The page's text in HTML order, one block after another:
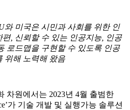
와 미국은 시민과 사회를 위한 인
편, 신뢰할 수 있는 인공지능, 인공
로드맵을 구현할 수 있도록 인공
위해 노력해 왔음
차원에서는 2023년 4월 출범한
가 기술 개발 및 실행가능 솔루션